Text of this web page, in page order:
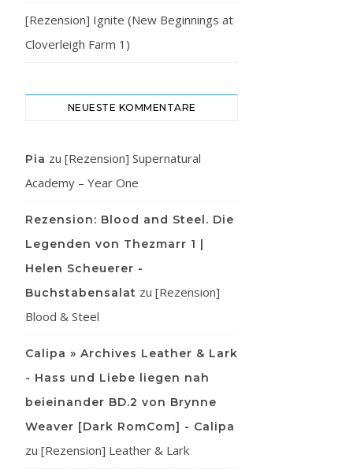
[Rezension] Ignite (New Beginnings at
Cloverleigh Farm 1)
NEUESTE KOMMENTARE
Pia zu [Rezension] Supernatural
Academy – Year One
Rezension: Blood and Steel. Die
Legenden von Thezmarr 1 |
Helen Scheuerer -
Buchstabensalat zu [Rezension]
Blood & Steel
Calipa » Archives Leather & Lark
- Hass und Liebe liegen nah
beieinander BD.2 von Brynne
Weaver [Dark RomCom] - Calipa
zu [Rezension] Leather & Lark